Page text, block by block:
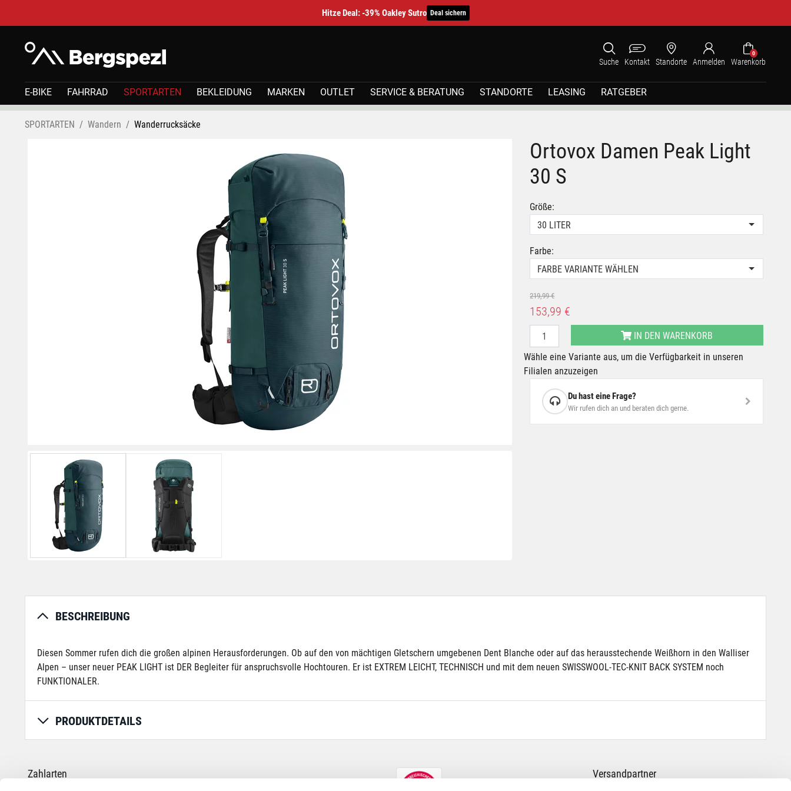
Hitze Deal: -39% Oakley Sutro Deal sichern
Suche Kontakt Standorte Anmelden
0
Warenkorb
E-BIKE FAHRRAD SPORTARTEN BEKLEIDUNG MARKEN OUTLET SERVICE & BERATUNG STANDORTE LEASING RATGEBER
SPORTARTEN Wandern Wanderrucksäcke
Ortovox Damen Peak Light
30 S
Größe:
30 LITER
Farbe:
FARBE VARIANTE WÄHLEN
219,99 €
153,99 €
IN DEN WARENKORB
Wähle eine Variante aus, um die Verfügbarkeit in unseren
Filialen anzuzeigen
Du hast eine Frage?
Wir rufen dich an und beraten dich gerne.
BESCHREIBUNG
Diesen Sommer rufen dich die großen alpinen Herausforderungen. Ob auf den von mächtigen Gletschern umgebenen Dent Blanche oder auf das herausstechende Weißhorn in den Walliser
Alpen – unser neuer PEAK LIGHT ist DER Begleiter für anspruchsvolle Hochtouren. Er ist EXTREM LEICHT, TECHNISCH und mit dem neuen SWISSWOOL-TEC-KNIT BACK SYSTEM noch
FUNKTIONALER.
PRODUKTDETAILS
Zahlarten Versandpartner